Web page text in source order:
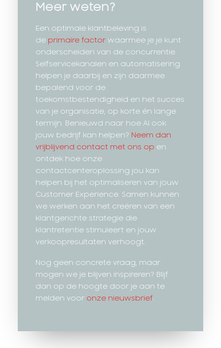
Meer weten?
Een optimale klantbeleving is
de primaire factor waarmee je je kunt
onderscheiden van de concurrentie.
Selfservicekanalen en automatisering
helpen je daarbij en zijn daarmee
bepalend voor de
toekomstbestendigheid en het succes
van je organisatie, op korte én lange
termijn. Benieuwd naar hoe AI ook
jouw bedrijf kan helpen? Neem dan
vrijblijvend contact met ons op en
ontdek hoe onze
contactcenteroplossing jou kan
helpen bij het optimaliseren van jouw
Customer Experience. Samen kunnen
we werken aan het creëren van een
klantgerichte strategie die
klantretentie stimuleert en jouw
verkoopresultaten verhoogt.
Nog geen concrete vraag, maar
mogen we je blijven inspireren? Blijf
dan op de hoogte door je aan te
melden voor onze nieuwsbrief.